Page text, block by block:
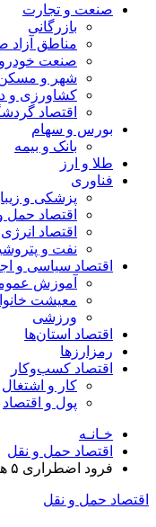
صنعت و تجارت
بازرگانی
مناطق آزاد
صنعت
شهر و
کشاورزی و
اقتصاد
بورس و سهام
بانک و بیمه
طلا و ارز
فناوری
پزشکی و
اقتصاد حمل
اقتصاد انرژی
نفت و
اقتصاد سیاسی و
آموزش
معیشت
ورزشی
اقتصاد استان‌ها
رمزارزها
اقتصاد کسب‌و‌کار
کار و اشتغال
پول و اقتصاد
خـانـه
اقتصاد حمل و نقل
فرود اضطراری ۵ هواپیما در فرودگاه بندرعباس
اقتصاد حمل و نقل